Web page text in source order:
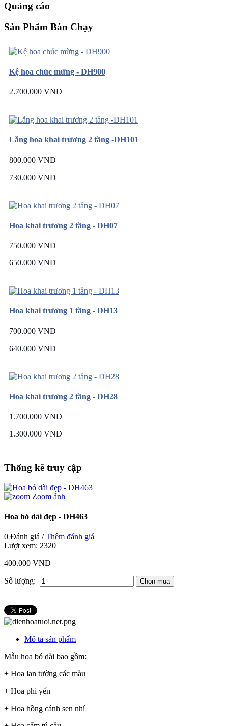
Quảng cáo
Sản Phẩm Bán Chạy
Kệ hoa chúc mừng - DH900
2.700.000 VND
Lẵng hoa khai trương 2 tầng -DH101
800.000 VND
730.000 VND
Hoa khai trương 2 tầng - DH07
750.000 VND
650.000 VND
Hoa khai trương 1 tầng - DH13
700.000 VND
640.000 VND
Hoa khai trương 2 tầng - DH28
1.700.000 VND
1.300.000 VND
Thống kê truy cập
Zoom ảnh
Hoa bó dài đẹp - DH463
0 Đánh giá /Thêm đánh giá
Lượt xem: 2320
400.000 VND
Số lượng:
Mô tả sản phẩm
Mẫu hoa bó dài bao gồm:
+ Hoa lan tường các màu
+ Hoa phi yến
+ Hoa hồng cánh sen nhí